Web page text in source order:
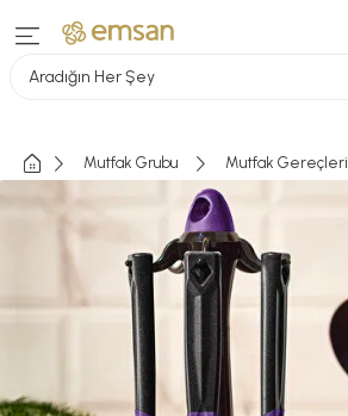
Aradığın Her Şey
Mutfak Grubu Mutfak Gereçleri